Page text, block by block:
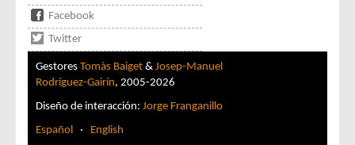
Facebook
Twitter
Gestores Tomàs Baiget & Josep-Manuel
Rodríguez-Gairín, 2005-2026
Diseño de interacción: Jorge Franganillo
Español · English